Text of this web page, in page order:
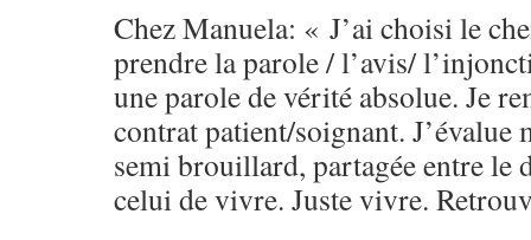
Chez Manuela: « J’ai choisi le
prendre la parole / l’avis/
une parole de vérité absolue. Je
contrat patient/soignant. J’évalue
semi brouillard, partagée entre le
celui de vivre. Juste vivre.